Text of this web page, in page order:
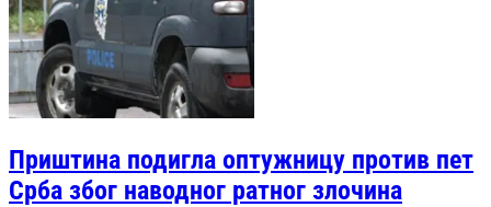
Приштина подигла оптужницу против пет
Срба због наводног ратног злочина